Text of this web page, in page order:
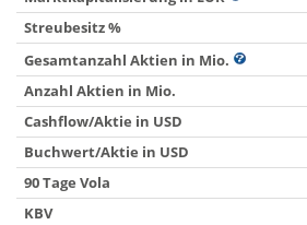
Streubesitz %
Gesamtanzahl Aktien in Mio.
Anzahl Aktien in Mio.
Cashflow/Aktie in USD
Buchwert/Aktie in USD
90 Tage Vola
KBV